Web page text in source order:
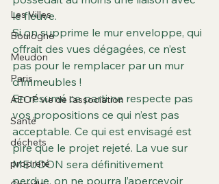
Les Villes
Boulogne
Meudon
Paris
AEOP vie de l'association
Santé
déchets
propreté
le fleuve.
Si on supprime le mur enveloppe, qui
offrait des vues dégagées, ce n’est
pas pour le remplacer par un mur
d’immeubles !
En résumé ce parti ne respecte pas
vos propositions ce qui n’est pas
acceptable. Ce qui est envisagé est
pire que le projet rejeté. La vue sur
MEUDON sera définitivement
perdue, on ne pourra l’apercevoir